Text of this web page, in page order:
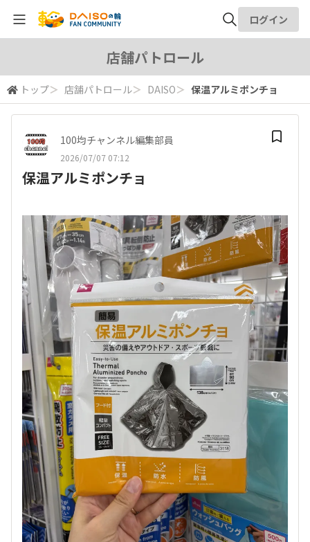
検索
ログイン
店舗パトロール
トップ＞ 店舗パトロール＞ DAISO＞ 保温アルミポンチョ
100均チャンネル編集部員
2026/07/07 07:12
保温アルミポンチョ